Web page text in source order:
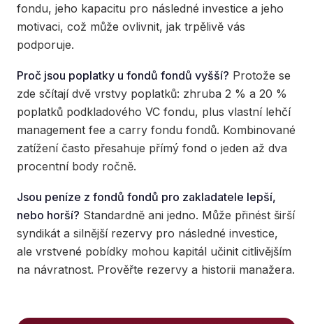
fondu, jeho kapacitu pro následné investice a jeho
motivaci, což může ovlivnit, jak trpělivě vás
podporuje.
Proč jsou poplatky u fondů fondů vyšší? Protože se
zde sčítají dvě vrstvy poplatků: zhruba 2 % a 20 %
poplatků podkladového VC fondu, plus vlastní lehčí
management fee a carry fondu fondů. Kombinované
zatížení často přesahuje přímý fond o jeden až dva
procentní body ročně.
Jsou peníze z fondů fondů pro zakladatele lepší,
nebo horší? Standardně ani jedno. Může přinést širší
syndikát a silnější rezervy pro následné investice,
ale vrstvené pobídky mohou kapitál učinit citlivějším
na návratnost. Prověřte rezervy a historii manažera.